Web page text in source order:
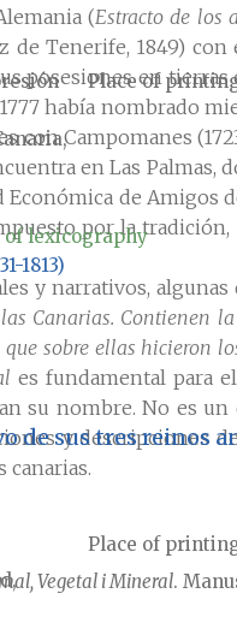
(Estracto de los
Tenerife, 1849) con
posesiones en
había nombrado
con Campomanes
en Las Palmas,
de Amigos
por la
y narrativos, algunas
Canarias. Contienen
sobre ellas hicieron
es fundamental para
su nombre. No es
y descripciones
canarias.
Vegetal i Mineral.
Place of
lexicography
1813)
de sus tres reinos
Place of